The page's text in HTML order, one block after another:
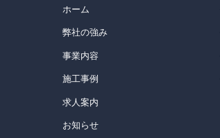
ホーム
弊社の強み
事業内容
施工事例
求人案内
お知らせ